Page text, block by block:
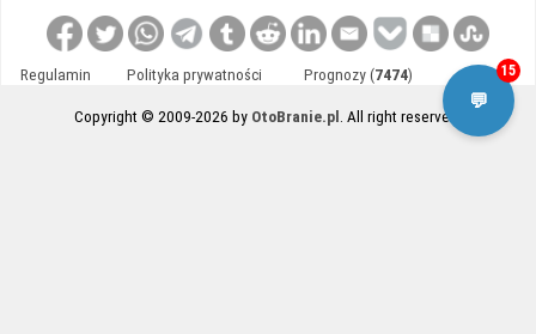
Regulamin Polityka prywatności Prognozy (7474) Kontakt
Copyright © 2009-2026 by OtoBranie.pl . All right reserved.
💬
15